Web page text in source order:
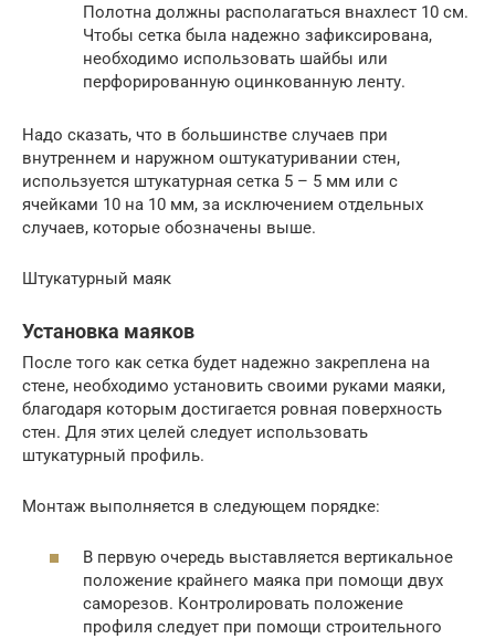
Полотна должны располагаться внахлест 10 см.
Чтобы сетка была надежно зафиксирована,
необходимо использовать шайбы или
перфорированную оцинкованную ленту.
Надо сказать, что в большинстве случаев при
внутреннем и наружном оштукатуривании стен,
используется штукатурная сетка 5 – 5 мм или с
ячейками 10 на 10 мм, за исключением отдельных
случаев, которые обозначены выше.
Штукатурный маяк
Установка маяков
После того как сетка будет надежно закреплена на
стене, необходимо установить своими руками маяки,
благодаря которым достигается ровная поверхность
стен. Для этих целей следует использовать
штукатурный профиль.
Монтаж выполняется в следующем порядке:
В первую очередь выставляется вертикальное
положение крайнего маяка при помощи двух
саморезов. Контролировать положение
профиля следует при помощи строительного